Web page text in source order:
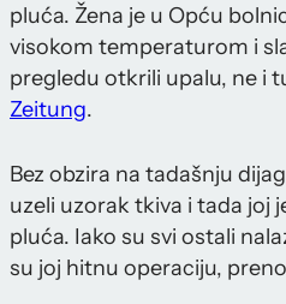
pluća. Žena je u Opću
visokom temperaturom i
pregledu otkrili upalu, ne i
Zeitung.
Bez obzira na tadašnju
uzeli uzorak tkiva i tada joj
pluća. Iako su svi ostali
su joj hitnu operaciju,